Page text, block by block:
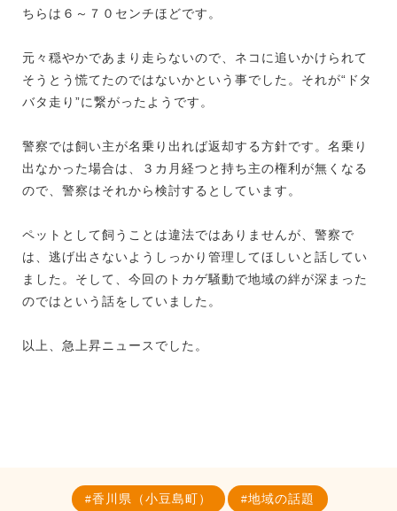
ちらは６～７０センチほどです。
元々穏やかであまり走らないので、ネコに追いかけられて
そうとう慌てたのではないかという事でした。それが“ドタ
バタ走り”に繋がったようです。
警察では飼い主が名乗り出れば返却する方針です。名乗り
出なかった場合は、３カ月経つと持ち主の権利が無くなる
ので、警察はそれから検討するとしています。
ペットとして飼うことは違法ではありませんが、警察で
は、逃げ出さないようしっかり管理してほしいと話してい
ました。そして、今回のトカゲ騒動で地域の絆が深まった
のではという話をしていました。
以上、急上昇ニュースでした。
香川県（小豆島町） 地域の話題